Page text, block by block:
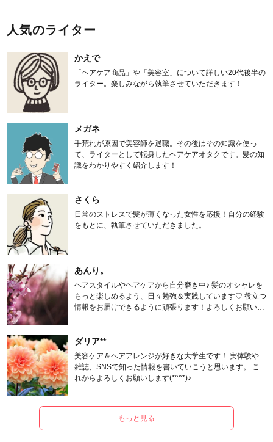
人気のライター
かえで
「ヘアケア商品」や「美容室」について詳しい20代後半の
ライター。楽しみながら執筆させていただきます！
メガネ
手荒れが原因で美容師を退職。その後はその知識を使っ
て、ライターとして転身したヘアケアオタクです。髪の知
識をわかりやすく紹介します！
さくら
日常のストレスで髪が薄くなった女性を応援！自分の経験
をもとに、執筆させていただきました。
あんり。
ヘアスタイルやヘアケアから自分磨き中♪ 髪のオシャレを
もっと楽しめるよう、日々勉強＆実践しています♡ 役立つ
情報をお届けできるように頑張ります！よろしくお願いし
ダリア**
美容ケア＆ヘアアレンジが好きな大学生です！ 実体験や
雑誌、SNSで知った情報を書いていこうと思います。 こ
れからよろしくお願いします(*^^*)♪
もっと見る